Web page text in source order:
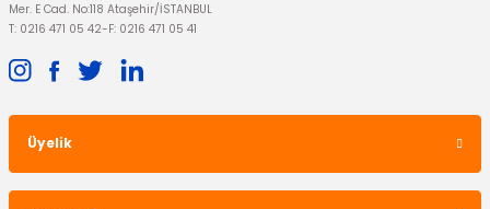
Mer. E Cad. No:118 Ataşehir/İSTANBUL
T: 0216 471 05 42-F: 0216 471 05 41
Üyelik